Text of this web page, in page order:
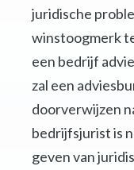
juridische
winstoogmerk
een bedrijf
zal een
doorverwijzen
bedrijfsjurist is
geven van